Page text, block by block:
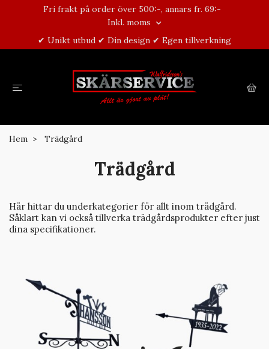
Fri frakt på order över 500:-, annars fr. 69:-
Inkl. moms
✔ Unikt utbud ✔ Din design ✔ Egen tillverkning
Hem Trädgård
Trädgård
Här hittar du underkategorier för allt inom trädgård.
Såklart kan vi också tillverka trädgårdsprodukter efter just
dina specifikationer.